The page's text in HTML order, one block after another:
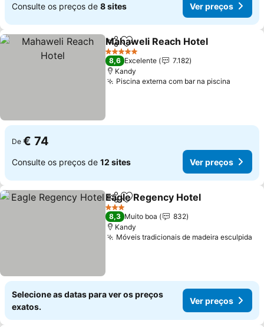
Consulte os preços de 8 sites Ver preços
PartilharAdicionar aos favoritos
Mahaweli Reach Hotel
5 Estrelas
8,6 Excelente
7.182
Kandy
Piscina externa com bar na piscina
De € 74
Consulte os preços de 12 sites Ver preços
PartilharAdicionar aos favoritos
Eagle Regency Hotel
3 Estrelas
8,3 Muito boa
832
Kandy
Móveis tradicionais de madeira esculpida
Selecione as datas para ver os preços
exatos.
Ver preços